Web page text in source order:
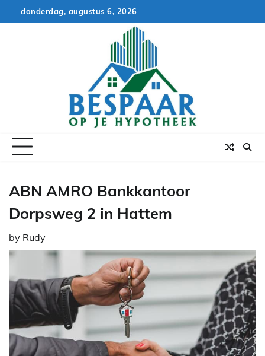
to
donderdag, augustus 6, 2026
ABN AMRO Bankkantoor
Dorpsweg 2 in Hattem
by Rudy